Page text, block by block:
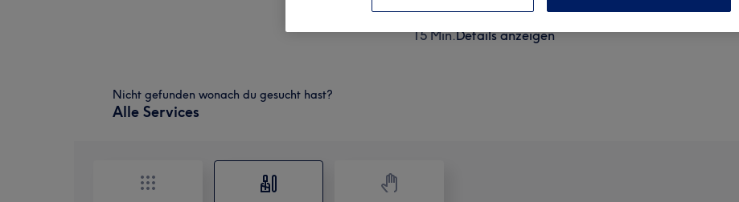
Nägel lackieren mit Nagellack CND oder ESSIE
15 Min.Details anzeigen
Nicht gefunden wonach du gesucht hast?
Alle Services